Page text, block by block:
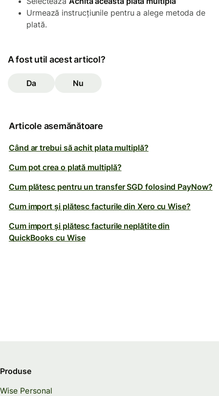
Urmează instrucțiunile pentru a alege metoda de
plată.
A fost util acest articol?
Da Nu
Articole asemănătoare
Când ar trebui să achit plata multiplă?
Cum pot crea o plată multiplă?
Cum plătesc pentru un transfer SGD folosind PayNow?
Cum import și plătesc facturile din Xero cu Wise?
Cum import și plătesc facturile neplătite din
QuickBooks cu Wise
Produse
Wise Personal